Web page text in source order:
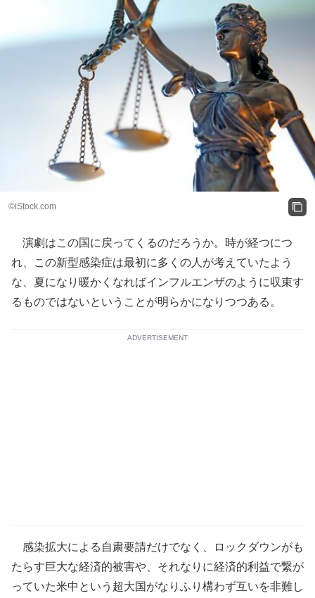
©︎iStock.com
演劇はこの国に戻ってくるのだろうか。時が経つにつ
れ、この新型感染症は最初に多くの人が考えていたよう
な、夏になり暖かくなればインフルエンザのように収束す
るものではないということが明らかになりつつある。
ADVERTISEMENT
感染拡大による自粛要請だけでなく、ロックダウンがも
たらす巨大な経済的被害や、それなりに経済的利益で繋が
っていた米中という超大国がなりふり構わず互いを非難し